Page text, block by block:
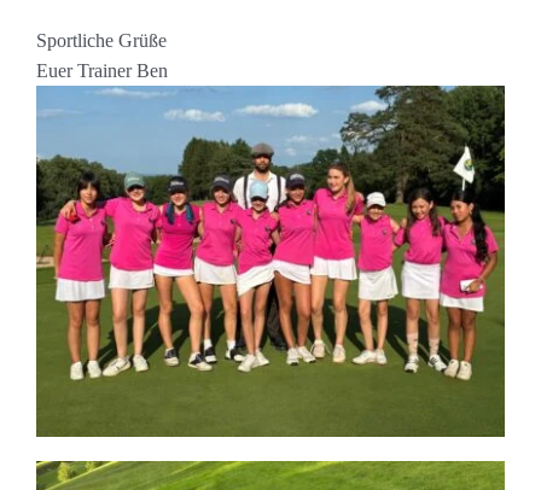
Sportliche Grüße
Euer Trainer Ben